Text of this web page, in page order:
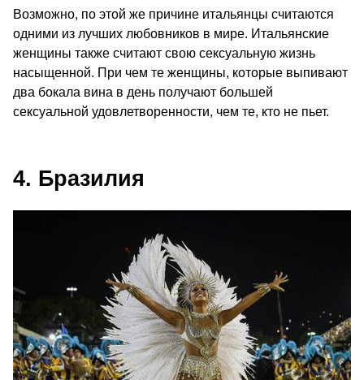
Возможно, по этой же причине итальянцы считаются
одними из лучших любовников в мире. Итальянские
женщины также считают свою сексуальную жизнь
насыщенной. При чем те женщины, которые выпивают
два бокала вина в день получают большей
сексуальной удовлетворенности, чем те, кто не пьет.
4. Бразилия